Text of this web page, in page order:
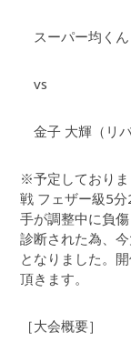
スーパー均くん
vs
金子 大輝（リ
※予定しており
戦 フェザー級5
手が調整中に負
診断された為、
となりました。
頂きます。
［大会概要］